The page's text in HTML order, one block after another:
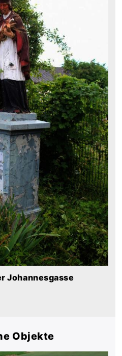
Johannesgasse
Objekte